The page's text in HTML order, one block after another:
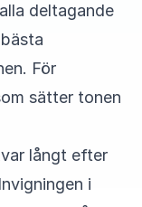
deltagande
För
sätter tonen
långt efter
i